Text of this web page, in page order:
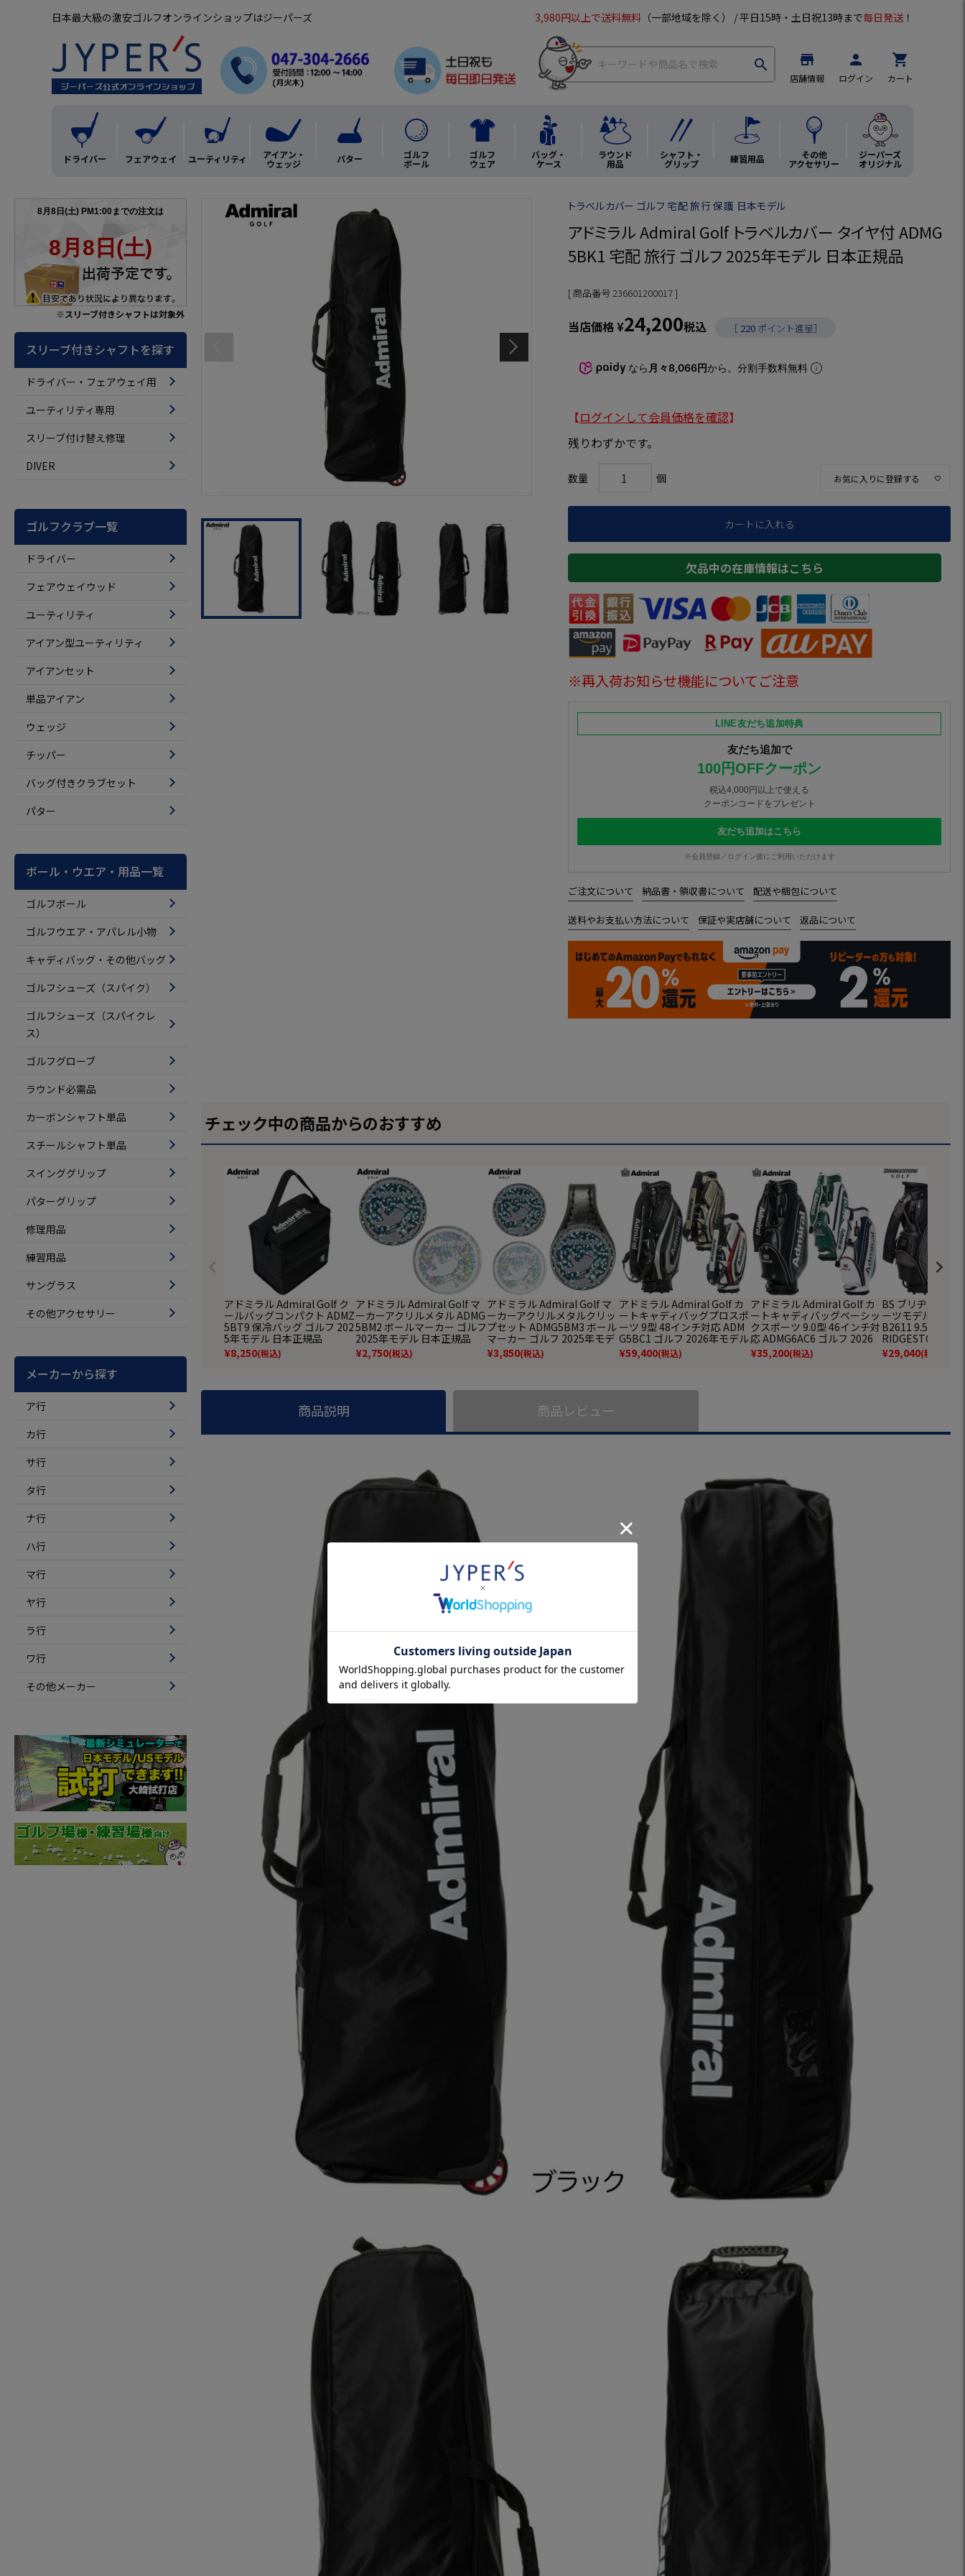
日本最大級の激安ゴルフオンラインショップはジーパーズ 3,980円以上で送料無料 （一部地域を除く） / 平日15時・土日祝13時まで毎日発送 ！
search store
店舗情報
person
ログイン
shopping_cart
カート
ドライバー フェアウェイ ユーティリティ アイアン・
ウェッジ パター ゴルフ
ボール
ゴルフ
ウェア
バッグ・
ケース
ラウンド
用品
シャフト・
グリップ 練習用品 その他
アクセサリー
ジーパーズ
オリジナル
※スリーブ付きシャフトは対象外
スリーブ付きシャフトを探す
ドライバー・フェアウェイ用
ユーティリティ専用
スリーブ付け替え修理
DIVER
ゴルフクラブ一覧
ドライバー
フェアウェイウッド
ユーティリティ
アイアン型ユーティリティ
アイアンセット
単品アイアン
ウェッジ
チッパー
バッグ付きクラブセット
パター
ボール・ウエア・用品一覧
ゴルフボール
ゴルフウエア・アパレル小物
キャディバッグ・その他バッグ
ゴルフシューズ（スパイク）
ゴルフシューズ（スパイクレ
ス）
ゴルフグローブ
ラウンド必需品
カーボンシャフト単品
スチールシャフト単品
スインググリップ
パターグリップ
修理用品
練習用品
サングラス
その他アクセサリー
メーカーから探す
ア行
カ行
サ行
タ行
ナ行
ハ行
マ行
ヤ行
ラ行
ワ行
その他メーカー
トラベルカバー ゴルフ 宅配 旅行 保護 日本モデル
アドミラル Admiral Golf トラベルカバー タイヤ付 ADMG
5BK1 宅配 旅行 ゴルフ 2025年モデル 日本正規品
商品番号236601200017
当店価格¥24,200税込 ［ 220 ポイント進呈］
なら 月々8,066円から。分割手数料無料
【ログインして会員価格を確認】
残りわずかです。
お気に入りに登録する
カートに入れる
欠品中の在庫情報はこちら
※再入荷お知らせ機能についてご注意
LINE友だち追加特典
友だち追加で
100円OFFクーポン
税込4,000円以上で使える
クーポンコードをプレゼント
友だち追加はこちら
※会員登録／ログイン後にご利用いただけます
ご注文について 納品書・領収書について 配送や梱包について
送料やお支払い方法について 保証や実店舗について 返品について
チェック中の商品からのおすすめ
アドミラル Admiral Golf ク
ールバッグコンパクト ADMZ
5BT9 保冷バッグ ゴルフ 202
5年モデル 日本正規品
¥8,250(税込)
アドミラル Admiral Golf マ
ーカーアクリルメタル ADMG
5BM2 ボールマーカー ゴルフ
2025年モデル 日本正規品
¥2,750(税込)
アドミラル Admiral Golf マ
ーカーアクリルメタルクリッ
プセット ADMG5BM3 ボール
マーカー ゴルフ 2025年モデ
ル 日本正規品
¥3,850(税込)
アドミラル Admiral Golf カ
ートキャディバッグプロスポ
ーツ 9型 48インチ対応 ADM
G5BC1 ゴルフ 2026年モデル
日本正規品
¥59,400(税込)
アドミラル Admiral Golf カ
ートキャディバッグベーシッ
クスポーツ 9.0型 46インチ対
応 ADMG6AC6 ゴルフ 2026
年モデル 日本正規品
¥35,200(税込)
BS ブリヂストン
ーツモデル キャ
B2611 9.5型 47
RIDGESTONE
モデル 日本正規品
¥29,040(税込)
商品説明 商品レビュー